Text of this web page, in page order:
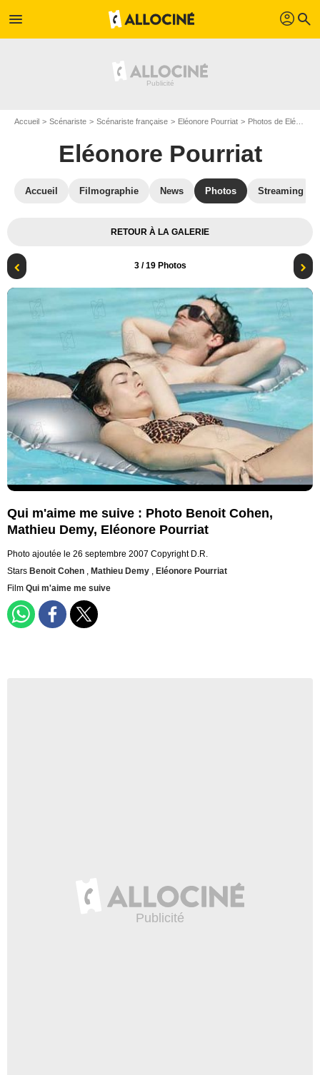
menu profil search
Accueil Scénariste Scénariste française Eléonore Pourriat Photos de Eléonore Pourriat
Eléonore Pourriat
Accueil Filmographie News Photos Streaming
RETOUR À LA GALERIE
3/ 19 Photos
Qui m'aime me suive : Photo Benoit Cohen,
Mathieu Demy, Eléonore Pourriat
Photo ajoutée le 26 septembre 2007 Copyright D.R.
Stars Benoit Cohen , Mathieu Demy , Eléonore Pourriat
Film Qui m'aime me suive